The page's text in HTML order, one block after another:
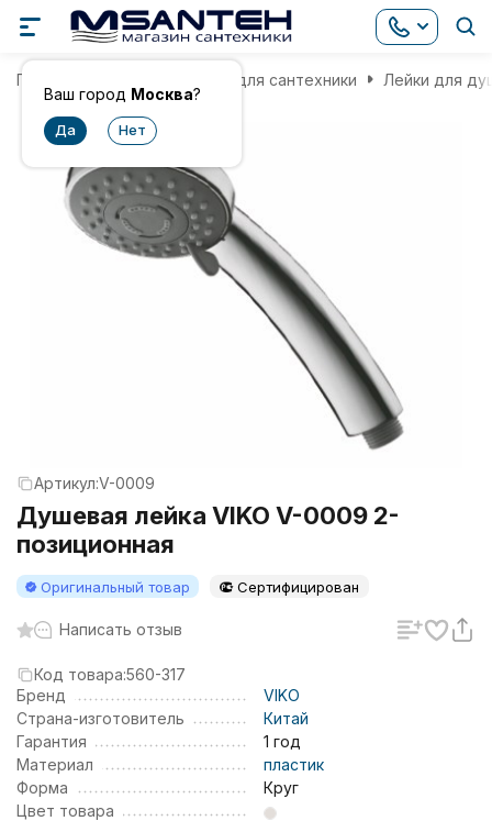
Ваш город Москва?
Главная Комплектующие для сантехники Лейки для
Артикул:V-0009
Душевая лейка VIKO V-0009 2-
позиционная
Оригинальный товар Сертифицирован
Написать отзыв
Код товара:560-317
Бренд
VIKO
Страна-изготовитель
Китай
Гарантия
1 год
Материал
пластик
Форма
Круг
Цвет товара